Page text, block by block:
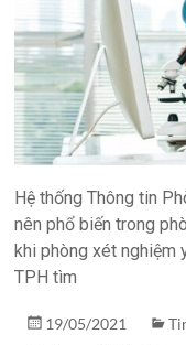
Hệ thống Thông tin
nên phổ biến trong
khi phòng xét nghiệm
TPH tìm
19/05/2021